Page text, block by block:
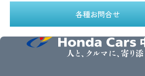
各種お問合せ
人と、クルマに、寄り添